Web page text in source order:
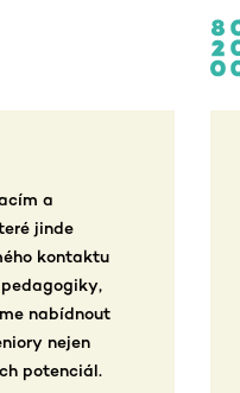
a
jinde
kontaktu
nabídnout
nejen
potenciál.